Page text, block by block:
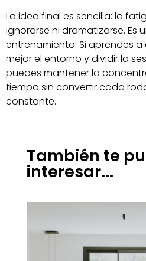
La idea final es sencilla: la
ignorarse ni dramatizarse. Es
entrenamiento. Si aprendes
mejor el entorno y dividir la
puedes mantener la
tiempo sin convertir cada
constante.
También te
interesar...